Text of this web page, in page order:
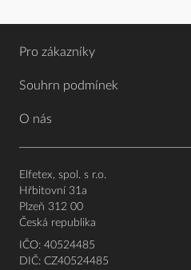
Pro zákazníky
Souhrn podmínek
O nás
Elfetex, spol. s r.o.
Hřbitovní 31a
Plzeň 312 00
Česká republika
IČO: 40524485
DIČ: CZ40524485